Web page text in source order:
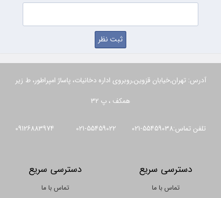
آدرس: تهران,خیابان قزوین,روبروی اداره دخانیات، پاساژ امپراطور، ط زیر
همکف ، پ 32
تلفن تماس:55459038-021 55459022-021 09126883974
دسترسی سریع
تماس با ما
دسترسی سریع
تماس با ما